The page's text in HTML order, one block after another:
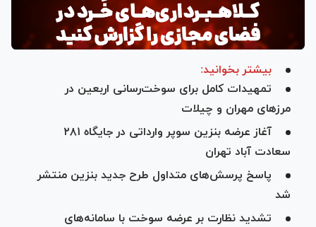
بیشتر بخوانید:
تمهیدات کامل برای سوخت‌رسانی اربعین در
مرز‌های مهران و چیلات
آغاز عرضه بنزین سوپر وارداتی در جایگاه ۲۸۱
سعادت آباد تهران
پاسخ پرسش‌های متداول طرح جدید بنزین منتشر
شد
تشدید نظارت بر عرضه سوخت با سامانه‌های